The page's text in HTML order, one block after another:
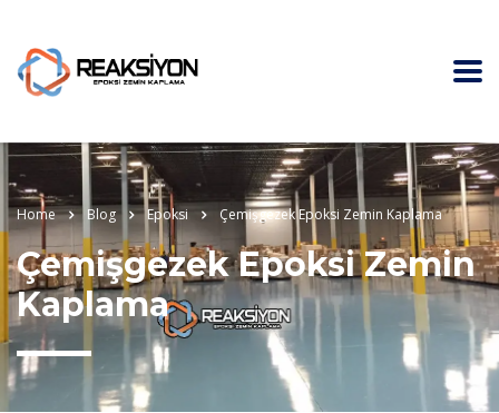
Home Blog Epoksi Çemişgezek Epoksi Zemin Kaplama
Çemişgezek Epoksi Zemin
Kaplama